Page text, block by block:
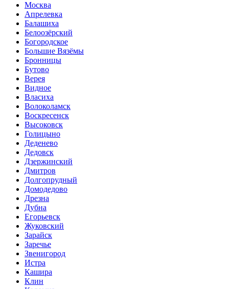
Москва
Апрелевка
Балашиха
Белоозёрский
Богородское
Большие Вязёмы
Бронницы
Бутово
Верея
Видное
Власиха
Волоколамск
Воскресенск
Высоковск
Голицыно
Деденево
Дедовск
Дзержинский
Дмитров
Долгопрудный
Домодедово
Дрезна
Дубна
Егорьевск
Жуковский
Зарайск
Заречье
Звенигород
Истра
Кашира
Клин